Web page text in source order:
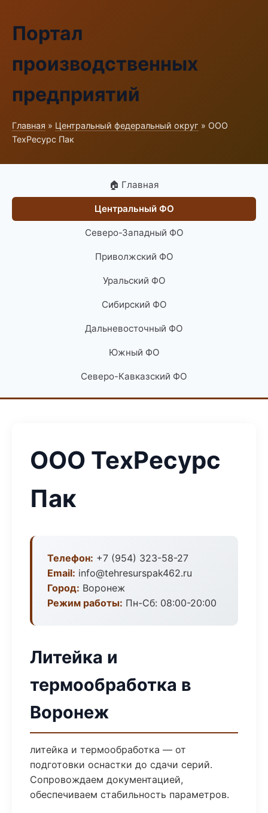
Портал
производственных
предприятий
Главная » Центральный федеральный округ » ООО
ТехРесурс Пак
🏠 Главная
Центральный ФО
Северо-Западный ФО
Приволжский ФО
Уральский ФО
Сибирский ФО
Дальневосточный ФО
Южный ФО
Северо-Кавказский ФО
ООО ТехРесурс
Пак
Телефон: +7 (954) 323-58-27
Email: info@tehresurspak462.ru
Город: Воронеж
Режим работы: Пн-Сб: 08:00-20:00
Литейка и
термообработка в
Воронеж
литейка и термообработка — от
подготовки оснастки до сдачи серий.
Сопровождаем документацией,
обеспечиваем стабильность параметров.